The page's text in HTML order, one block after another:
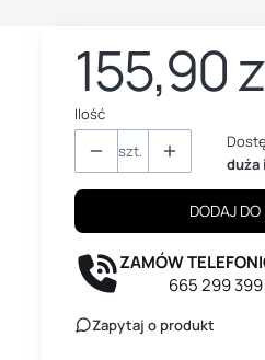
Cena
155,90
Ilość
szt.
duża
DODAJ
ZAMÓW
665 299 399
Zapytaj o produkt